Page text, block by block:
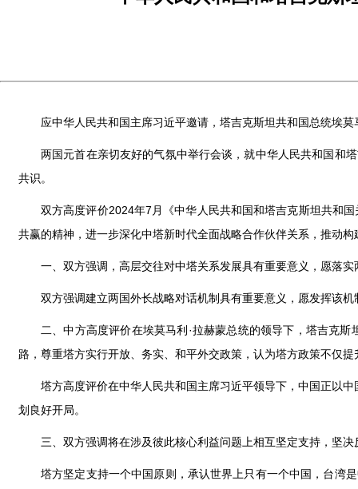
应中华人民共和国主席习近平邀请，塔吉克斯坦共和国总统埃
两国元首在亲切友好的气氛中举行会谈，就中华人民共和国和
共识。
双方高度评价2024年7月《中华人民共和国和塔吉克斯坦共和
共赢的精神，进一步深化中塔新时代全面战略合作伙伴关系，推动
一、双方强调，高层交往对中塔关系发展具有重要意义，愿落
双方强调建立两国外长战略对话机制具有重要意义，愿发挥该
二、中方高度评价在埃莫马利·拉赫蒙总统的领导下，塔吉克
路，尊重塔方实行开放、务实、和平外交政策，认为塔方政策不仅
塔方高度评价在中华人民共和国主席习近平领导下，中国正以
划良好开局。
三、双方强调将在涉及彼此核心利益问题上相互坚定支持，坚
塔方坚定支持一个中国原则，承认世界上只有一个中国，台湾